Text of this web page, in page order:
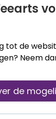
tot de
Neem
de